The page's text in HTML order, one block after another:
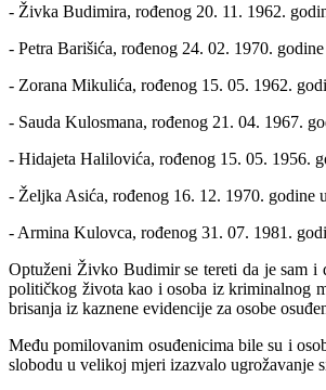
- Živka Budimira, rođenog 20. 11. 1962.
- Petra Barišića, rođenog 24. 02. 1970.
- Zorana Mikulića, rođenog 15. 05. 1962.
- Sauda Kulosmana, rođenog 21. 04. 1967.
- Hidajeta Halilovića, rođenog 15. 05. 1956.
- Željka Asića, rođenog 16. 12. 1970. godine
- Armina Kulovca, rođenog 31. 07. 1981.
Optuženi Živko Budimir se tereti da je sam i
političkog života kao i osoba iz kriminalnog
brisanja iz kaznene evidencije za osobe
Među pomilovanim osuđenicima bile su i
slobodu u velikoj mjeri izazvalo ugrožavanje